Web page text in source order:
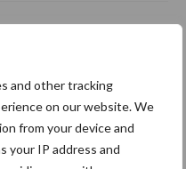
and other tracking
on our website. We
from your device and
your IP address and
grip op